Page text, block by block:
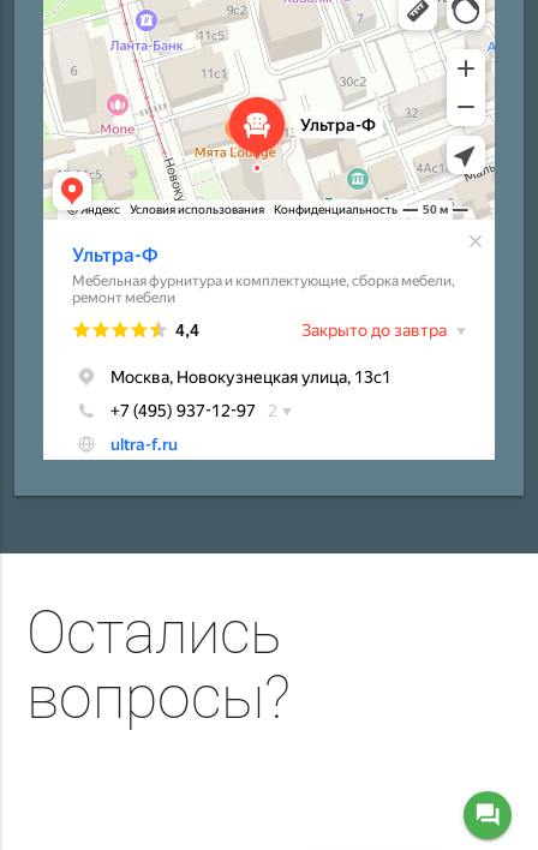
Остались
вопросы?
question_answer